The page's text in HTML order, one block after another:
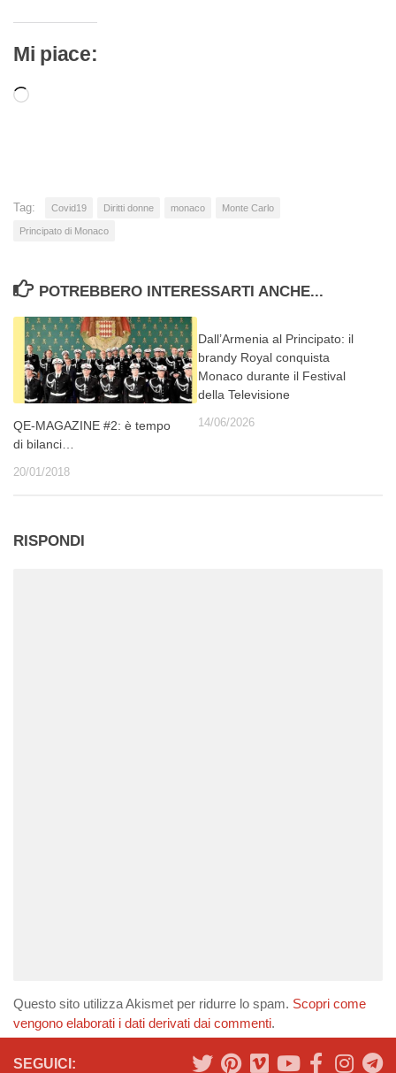
Mi piace:
Caricamento
Tag: Covid19 Diritti donne monaco Monte Carlo
Principato di Monaco
POTREBBERO INTERESSARTI ANCHE...
QE-MAGAZINE #2: è tempo
di bilanci…
20/01/2018
Dall’Armenia al Principato: il
brandy Royal conquista
Monaco durante il Festival
della Televisione
14/06/2026
RISPONDI
Questo sito utilizza Akismet per ridurre lo spam. Scopri come
vengono elaborati i dati derivati dai commenti.
SEGUICI: